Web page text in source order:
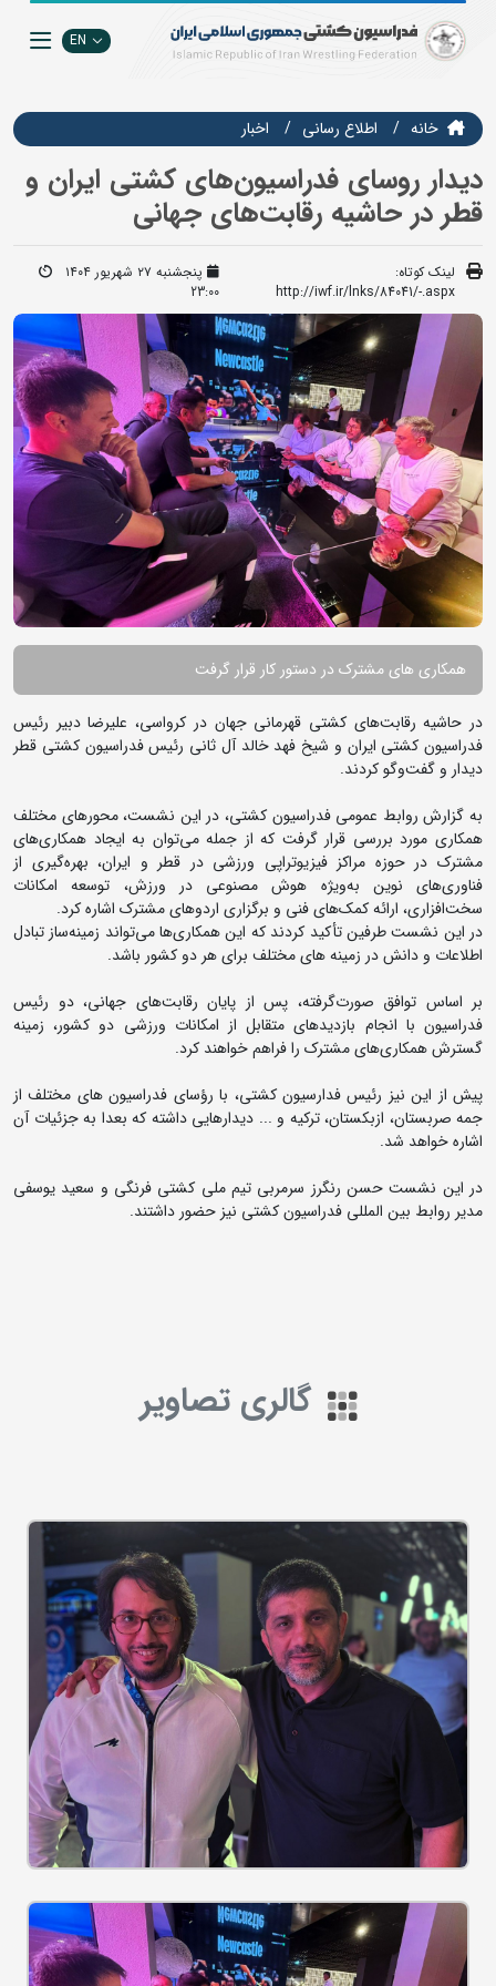
EN
خانه اطلاع رسانی اخبار
دیدار روسای فدراسیون‌های کشتی ایران و
قطر در حاشیه رقابت‌های جهانی
لینک کوتاه:
http://iwf.ir/lnks/84041/-.aspx
پنجشنبه ۲۷ شهریور ۱۴۰۴
23:00
همکاری های مشترک در دستور کار قرار گرفت
در حاشیه رقابت‌های کشتی قهرمانی جهان در کرواسی، علیرضا دبیر رئیس
فدراسیون کشتی ایران و شیخ فهد خالد آل ثانی رئیس فدراسیون کشتی قطر
دیدار و گفت‌وگو کردند.
به گزارش روابط عمومی فدراسیون کشتی، در این نشست، محورهای مختلف
همکاری مورد بررسی قرار گرفت که از جمله می‌توان به ایجاد همکاری‌های
مشترک در حوزه مراکز فیزیوتراپی ورزشی در قطر و ایران، بهره‌گیری از
فناوری‌های نوین به‌ویژه هوش مصنوعی در ورزش، توسعه امکانات
سخت‌افزاری، ارائه کمک‌های فنی و برگزاری اردوهای مشترک اشاره کرد.
در این نشست طرفین تأکید کردند که این همکاری‌ها می‌تواند زمینه‌ساز تبادل
اطلاعات و دانش در زمینه های مختلف برای هر دو کشور باشد.
بر اساس توافق صورت‌گرفته، پس از پایان رقابت‌های جهانی، دو رئیس
فدراسیون با انجام بازدیدهای متقابل از امکانات ورزشی دو کشور، زمینه
گسترش همکاری‌های مشترک را فراهم خواهند کرد.
پیش از این نیز رئیس فدارسیون کشتی، با رؤسای فدراسیون های مختلف از
جمه صربستان، ازبکستان، ترکیه و ... دیدارهایی داشته که بعدا به جزئیات آن
اشاره خواهد شد.
در این نشست حسن رنگرز سرمربی تیم ملی کشتی فرنگی و سعید یوسفی
مدیر روابط بین المللی فدراسیون کشتی نیز حضور داشتند.
گالری تصاویر